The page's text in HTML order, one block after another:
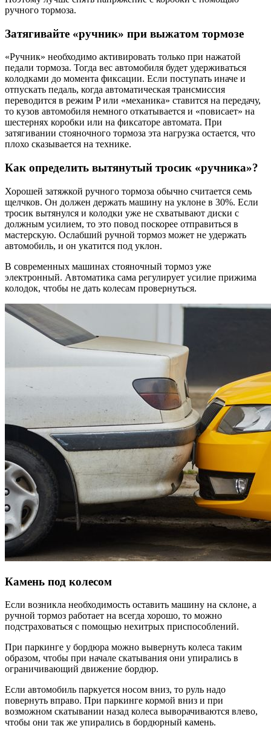
ручного тормоза.
Затягивайте «ручник» при выжатом тормозе
«Ручник» необходимо активировать только при нажатой
педали тормоза. Тогда вес автомобиля будет удерживаться
колодками до момента фиксации. Если поступать иначе и
отпускать педаль, когда автоматическая трансмиссия
переводится в режим P или «механика» ставится на передачу,
то кузов автомобиля немного откатывается и «повисает» на
шестернях коробки или на фиксаторе автомата. При
затягивании стояночного тормоза эта нагрузка остается, что
плохо сказывается на технике.
Как определить вытянутый тросик «ручника»?
Хорошей затяжкой ручного тормоза обычно считается семь
щелчков. Он должен держать машину на уклоне в 30%. Если
тросик вытянулся и колодки уже не схватывают диски с
должным усилием, то это повод поскорее отправиться в
мастерскую. Ослабший ручной тормоз может не удержать
автомобиль, и он укатится под уклон.
В современных машинах стояночный тормоз уже
электронный. Автоматика сама регулирует усилие прижима
колодок, чтобы не дать колесам провернуться.
Камень под колесом
Если возникла необходимость оставить машину на склоне, а
ручной тормоз работает на всегда хорошо, то можно
подстраховаться с помощью нехитрых приспособлений.
При паркинге у бордюра можно вывернуть колеса таким
образом, чтобы при начале скатывания они упирались в
ограничивающий движение бордюр.
Если автомобиль паркуется носом вниз, то руль надо
повернуть вправо. При паркинге кормой вниз и при
возможном скатывании назад колеса выворачиваются влево,
чтобы они так же упирались в бордюрный камень.